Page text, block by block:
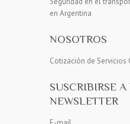
en Argentina
NOSOTROS
Cotización de Servicios
SUSCRIBIRSE A
NEWSLETTER